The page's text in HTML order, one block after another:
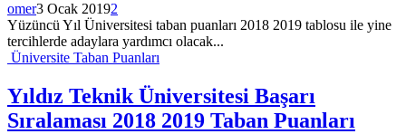
omer3 Ocak 20192
Yüzüncü Yıl Üniversitesi taban puanları 2018 2019 tablosu ile yine
tercihlerde adaylara yardımcı olacak...
Üniversite Taban Puanları
Yıldız Teknik Üniversitesi Başarı
Sıralaması 2018 2019 Taban Puanları